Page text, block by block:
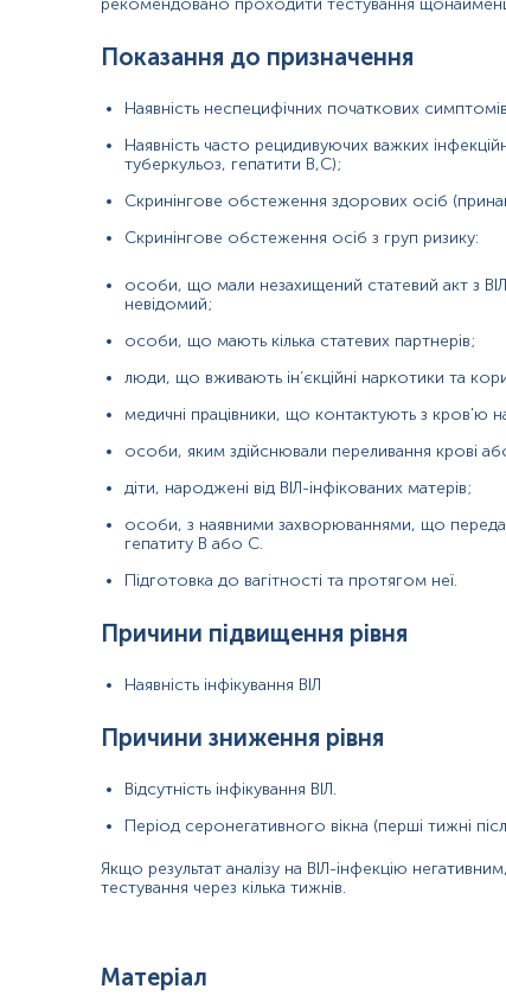
сироватка крові
Іванна К
Показання до призначення
Наявність неспецифічних початкових симптомів
Наявність часто рецидивуючих важких
туберкульоз, гепатити В,С);
Скринінгове обстеження здорових осіб
Скринінгове обстеження осіб з груп ризику:
особи, що мали незахищений статевий акт з
невідомий;
особи, що мають кілька статевих партнерів;
люди, що вживають ін’єкційні наркотики та
медичні працівники, що контактують з кров'ю
особи, яким здійснювали переливання крові
діти, народжені від ВІЛ-інфікованих матерів;
особи, з наявними захворюваннями, що
гепатиту В або С.
Підготовка до вагітності та протягом неї.
Причини підвищення рівня
Наявність інфікування ВІЛ
Причини зниження рівня
Відсутність інфікування ВІЛ.
Період серонегативного вікна (перші тижні
Якщо результат аналізу на ВІЛ-інфекцію
тестування через кілька тижнів.
Матеріал